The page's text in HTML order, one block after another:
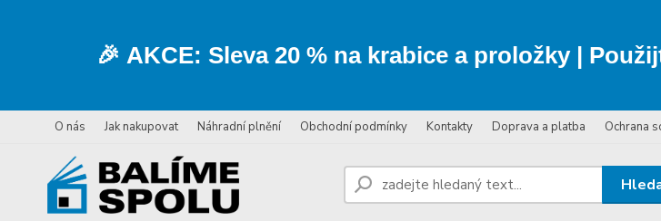
🎉 AKCE: Sleva 20 % na krabice a proložky|
O nás Jak nakupovat Náhradní plnění Obchodní podmínky Kontakty Doprava a platba Ochrana